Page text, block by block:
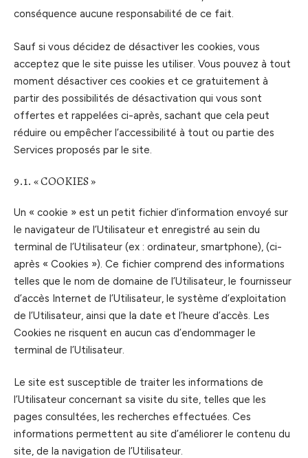
conséquence aucune responsabilité de ce fait.
Sauf si vous décidez de désactiver les cookies, vous
acceptez que le site puisse les utiliser. Vous pouvez à tout
moment désactiver ces cookies et ce gratuitement à
partir des possibilités de désactivation qui vous sont
offertes et rappelées ci-après, sachant que cela peut
réduire ou empêcher l’accessibilité à tout ou partie des
Services proposés par le site.
9.1. « COOKIES »
Un « cookie » est un petit fichier d’information envoyé sur
le navigateur de l’Utilisateur et enregistré au sein du
terminal de l’Utilisateur (ex : ordinateur, smartphone), (ci-
après « Cookies »). Ce fichier comprend des informations
telles que le nom de domaine de l’Utilisateur, le fournisseur
d’accès Internet de l’Utilisateur, le système d’exploitation
de l’Utilisateur, ainsi que la date et l’heure d’accès. Les
Cookies ne risquent en aucun cas d’endommager le
terminal de l’Utilisateur.
Le site est susceptible de traiter les informations de
l’Utilisateur concernant sa visite du site, telles que les
pages consultées, les recherches effectuées. Ces
informations permettent au site d’améliorer le contenu du
site, de la navigation de l’Utilisateur.